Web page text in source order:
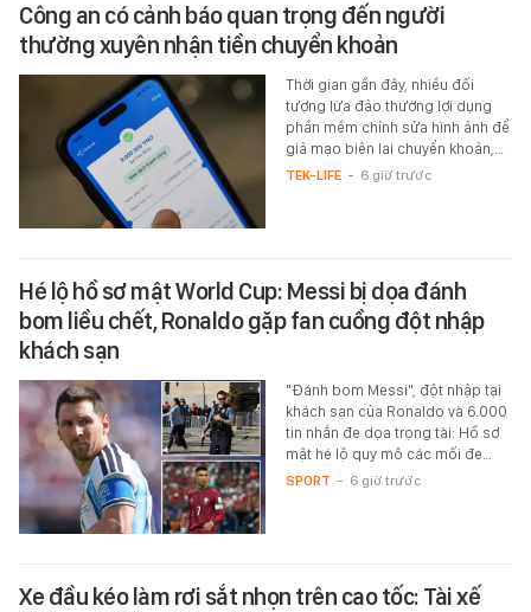
Công an có cảnh báo quan trọng đến người
thường xuyên nhận tiền chuyển khoản
Thời gian gần đây, nhiều đối
tượng lừa đảo thường lợi dụng
phần mềm chỉnh sửa hình ảnh để
giả mạo biên lai chuyển khoản,…
TEK-LIFE - 6 giờ trước
Hé lộ hồ sơ mật World Cup: Messi bị dọa đánh
bom liều chết, Ronaldo gặp fan cuồng đột nhập
khách sạn
"Đánh bom Messi", đột nhập tại
khách sạn của Ronaldo và 6.000
tin nhắn đe dọa trọng tài: Hồ sơ
mật hé lộ quy mô các mối đe…
SPORT - 6 giờ trước
Xe đầu kéo làm rơi sắt nhọn trên cao tốc: Tài xế